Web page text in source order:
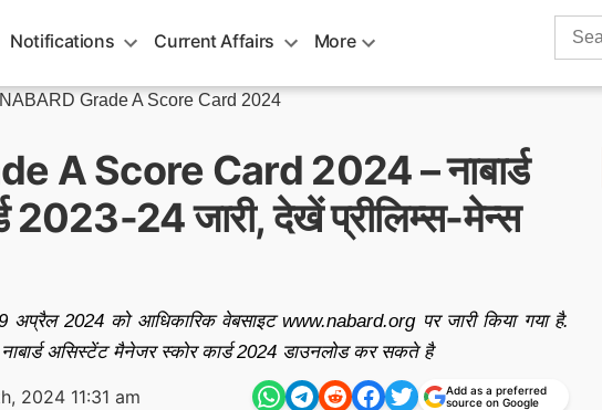
Notifications Current Affairs More
Search
NABARD Grade A Score Card 2024
A Score Card 2024 – नाबार्ड
2023-24 जारी, देखें प्रीलिम्स-मेन्स
अप्रैल 2024 को आधिकारिक वेबसाइट www.nabard.org पर जारी किया गया है.
नाबार्ड असिस्टेंट मैनेजर स्कोर कार्ड 2024 डाउनलोड कर सकते है
2024 11:31 am
Add as a preferred
source on Google